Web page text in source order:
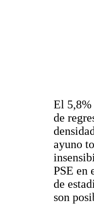
El 5,8%
de
ayuno
PSE en
de
son